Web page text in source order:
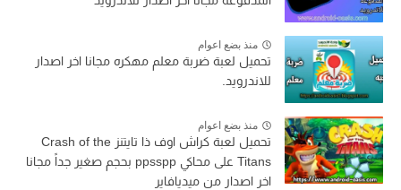
منذ بضع اعوام
تحميل لعبة ضربة معلم مهكره مجانا اخر اصدار
للاندرويد.
منذ بضع اعوام
تحميل لعبة كراش اوف ذا تايتنز Crash of the
Titans على محاكي ppsspp بحجم صغير جداً مجانا
اخر اصدار من ميديافاير